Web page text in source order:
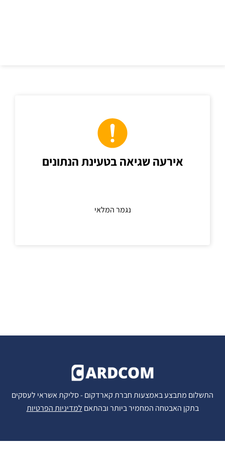
אירעה שגיאה בטעינת הנתונים
נגמר המלאי
התשלום מתבצע באמצעות חברת קארדקום - סליקת אשראי לעסקים
בתקן האבטחה המחמיר ביותר ובהתאם למדיניות הפרטיות